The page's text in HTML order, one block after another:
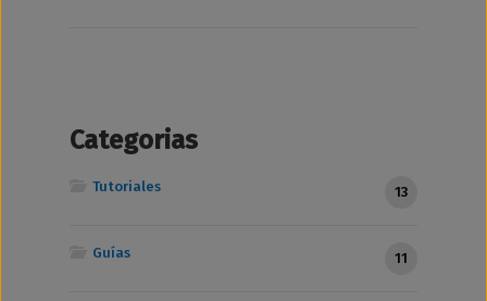
Categorias
Tutoriales 13
Guías 11